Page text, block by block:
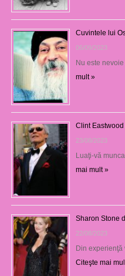
Cuvintele lui
06/09/2023
Nu este
mult »
Clint
23/08/2023
Luaţi-vă
mai mult »
Sharon Stone
22/08/2023
Din experienţă
Citeşte mai